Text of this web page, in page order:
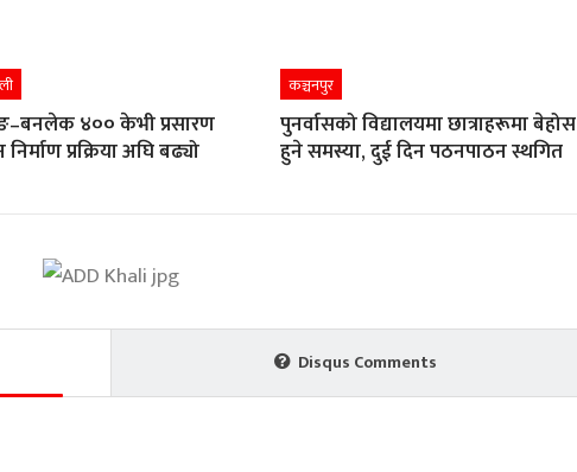
४०० केभी प्रसारण
प्रक्रिया अघि बढ्यो
कञ्चनपुर
पुनर्वासको विद्यालयमा छात्राहरूमा बेहोस
हुने समस्या, दुई दिन पठनपाठन स्थगित
Disqus Comments